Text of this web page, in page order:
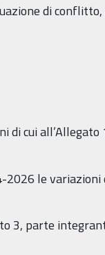
di
di cui
le variazioni
3, parte